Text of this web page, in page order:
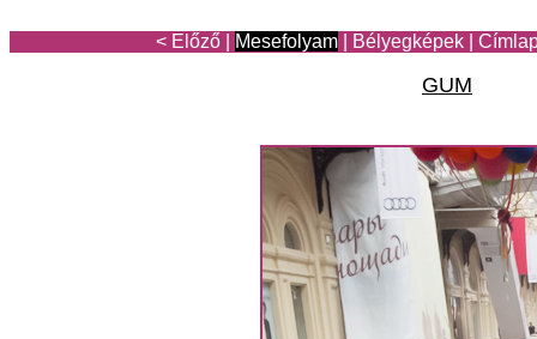
< Előző Mesefolyam Bélyegképek
GUM